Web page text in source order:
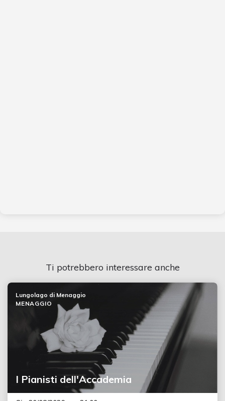
Ti potrebbero interessare anche
I Pianisti dell'Accademia
Lungolago di Menaggio
MENAGGIO